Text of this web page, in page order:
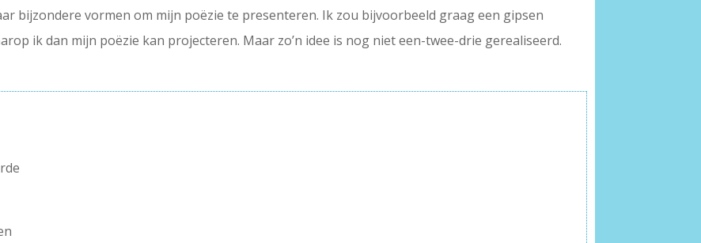
bijzondere vormen om mijn poëzie te presenteren. Ik zou bijvoorbeeld graag een gipsen
ik dan mijn poëzie kan projecteren. Maar zo’n idee is nog niet een-twee-drie gerealiseerd.